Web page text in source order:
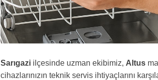
Sarıgazi ilçesinde uzman ekibimiz, Altus
cihazlarınızın teknik servis ihtiyaçlarını